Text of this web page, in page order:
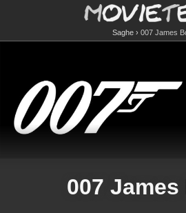
Saghe 007 James
007